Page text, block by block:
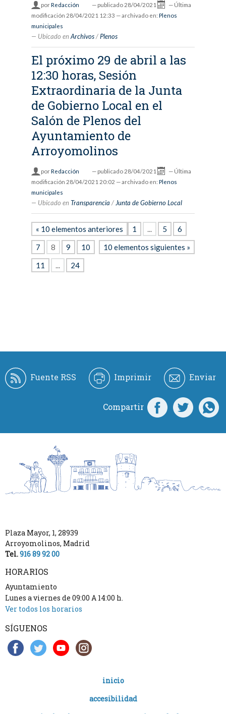
porRedacción — publicado 28/04/2021 — Última
modificación 28/04/2021 12:33 — archivado en: Plenos
municipales
Ubicado en Archivos /Plenos
El próximo 29 de abril a las
12:30 horas, Sesión
Extraordinaria de la Junta
de Gobierno Local en el
Salón de Plenos del
Ayuntamiento de
Arroyomolinos
porRedacción — publicado 28/04/2021 — Última
modificación 28/04/2021 20:02 — archivado en: Plenos
municipales
Ubicado en Transparencia / Junta de Gobierno Local
« 10 elementos anteriores
10 elementos siguientes »
1 ... 5
6
7
8 9
10
11
... 24
Fuente RSS Imprimir Enviar
Compartir
Plaza Mayor, 1, 28939
Arroyomolinos, Madrid
Tel.916 89 92 00
HORARIOS
Ayuntamiento
Lunes a viernes de 09:00 A 14:00 h.
Ver todos los horarios
SÍGUENOS
inicio
accesibilidad